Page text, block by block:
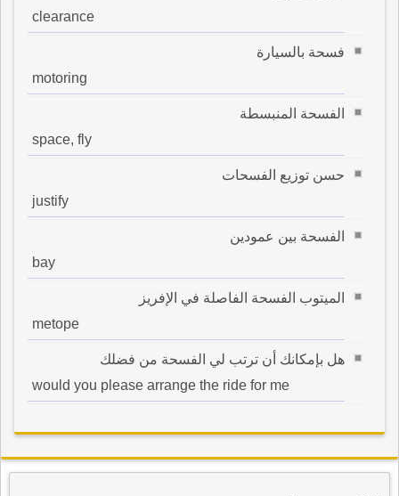
clearance
فسحة بالسيارة
motoring
الفسحة المنبسطة
space, fly
حسن توزيع الفسحات
justify
الفسحة بين عمودين
bay
الميتوب الفسحة الفاصلة في الإفريز
metope
هل بإمكانك أن ترتب لي الفسحة من فضلك
would you please arrange the ride for me